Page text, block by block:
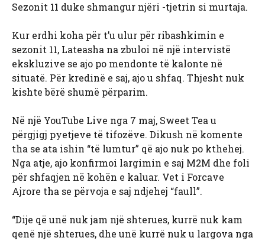
Sezonit 11 duke shmangur njëri -tjetrin si murtaja.
Kur erdhi koha për t’u ulur për ribashkimin e
sezonit 11, Lateasha na zbuloi në një intervistë
ekskluzive se ajo po mendonte të kalonte në
situatë. Për kredinë e saj, ajo u shfaq. Thjesht nuk
kishte bërë shumë përparim.
Në një YouTube Live nga 7 maj, Sweet Tea u
përgjigj pyetjeve të tifozëve. Dikush në komente
tha se ata ishin “të lumtur” që ajo nuk po kthehej.
Nga atje, ajo konfirmoi largimin e saj M2M dhe foli
për shfaqjen në kohën e kaluar. Vet i Forcave
Ajrore tha se përvoja e saj ndjehej “faull”.
“Dije që unë nuk jam një shterues, kurrë nuk kam
qenë një shterues, dhe unë kurrë nuk u largova nga